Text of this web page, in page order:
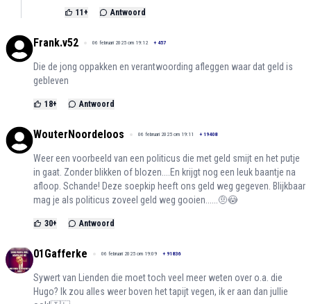
11 + Antwoord
Frank.v52 06 februari 2025 om 19:12 + 457
Die de jong oppakken en verantwoording afleggen waar dat geld is
gebleven
18+ Antwoord
WouterNoordeloos 06 februari 2025 om 19:11 + 19408
Weer een voorbeeld van een politicus die met geld smijt en het putje
in gaat. Zonder blikken of blozen....En krijgt nog een leuk baantje na
afloop. Schande! Deze soepkip heeft ons geld weg gegeven. Blijkbaar
mag je als politicus zoveel geld weg gooien......🤨😳
30+ Antwoord
01Gafferke 06 februari 2025 om 19:09 + 91836
Sywert van Lienden die moet toch veel meer weten over o.a. die
Hugo? Ik zou alles weer boven het tapijt vegen, ik er aan dan jullie